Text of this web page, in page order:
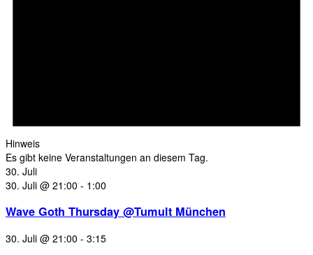
Hinweis
Es gibt keine Veranstaltungen an diesem Tag.
30. Juli
30. Juli @ 21:00 - 1:00
Wave Goth Thursday @Tumult München
30. Juli @ 21:00 - 3:15